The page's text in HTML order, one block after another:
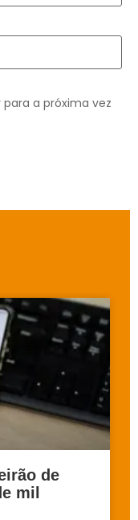
a próxima vez
de
mil